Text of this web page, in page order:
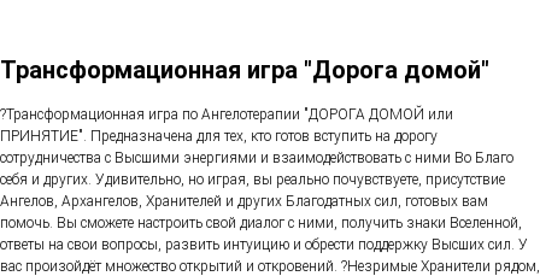
Трансформационная игра "Дорога домой"
?Трансформационная игра по Ангелотерапии "ДОРОГА ДОМОЙ или
ПРИНЯТИЕ". Предназначена для тех, кто готов вступить на дорогу
сотрудничества с Высшими энергиями и взаимодействовать с ними Во Благо
себя и других. Удивительно, но играя, вы реально почувствуете, присутствие
Ангелов, Архангелов, Хранителей и других Благодатных сил, готовых вам
помочь. Вы сможете настроить свой диалог с ними, получить знаки Вселенной,
ответы на свои вопросы, развить интуицию и обрести поддержку Высших сил. У
вас произойдёт множество открытий и откровений. ?Незримые Хранители рядом,